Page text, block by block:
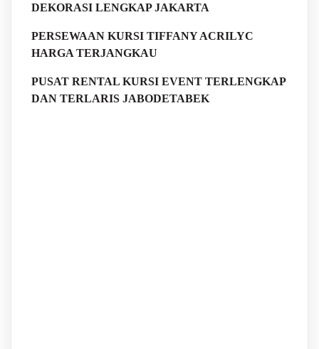
DEKORASI LENGKAP JAKARTA
PERSEWAAN KURSI TIFFANY ACRILYC
HARGA TERJANGKAU
PUSAT RENTAL KURSI EVENT TERLENGKAP
DAN TERLARIS JABODETABEK